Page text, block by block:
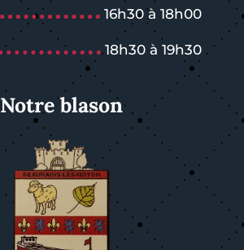
16h30 à 18h00
18h30 à 19h30
Notre blason